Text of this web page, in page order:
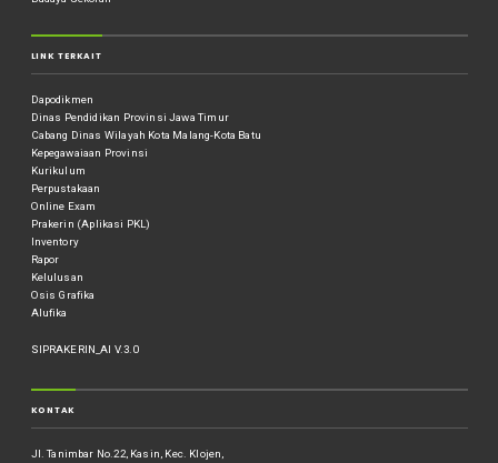
LINK TERKAIT
Dapodikmen
Dinas Pendidikan Provinsi Jawa Timur
Cabang Dinas Wilayah Kota Malang-Kota Batu
Kepegawaiaan Provinsi
Kurikulum
Perpustakaan
Online Exam
Prakerin (Aplikasi PKL)
Inventory
Rapor
Kelulusan
Osis Grafika
Alufika
SIPRAKERIN_AI V.3.0
KONTAK
Jl. Tanimbar No.22, Kasin, Kec. Klojen,